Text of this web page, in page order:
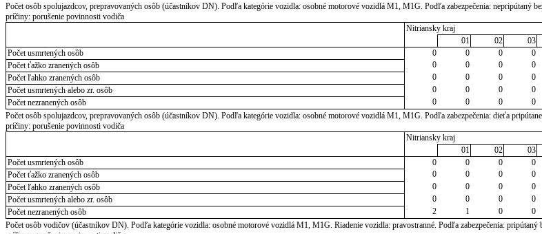
Počet osôb spolujazdcov, prepravovaných osôb (účastníkov DN). Podľa kategórie vozidla: osobné motorové vozidlá M1, M1G. Podľa zabezpečenia: nepripútaný
príčiny: porušenie povinnosti vodiča
Nitriansky kraj
01
02 03
Počet usmrtených osôb
0 0 0 0
Počet ťažko zranených osôb
0 0 0 0
Počet ľahko zranených osôb
0 0 0 0
Počet usmrtených alebo zr. osôb
0 0 0 0
Počet nezranených osôb
0 0 0 0
Počet osôb spolujazdcov, prepravovaných osôb (účastníkov DN). Podľa kategórie vozidla: osobné motorové vozidlá M1, M1G. Podľa zabezpečenia: dieťa
príčiny: porušenie povinnosti vodiča
Nitriansky kraj
01
02 03
Počet usmrtených osôb
0 0 0 0
Počet ťažko zranených osôb
0 0 0 0
Počet ľahko zranených osôb
0 0 0 0
Počet usmrtených alebo zr. osôb
0 0 0 0
Počet nezranených osôb
2 1 0 0
Počet osôb vodičov (účastníkov DN). Podľa kategórie vozidla: osobné motorové vozidlá M1, M1G. Riadenie vozidla: pravostranné. Podľa zabezpečenia: pripútaný